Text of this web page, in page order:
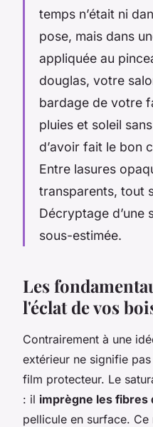
temps n’était ni
pose, mais dans
appliquée au
douglas, votre
bardage de votre
pluies et soleil
d’avoir fait le bon
Entre lasures
transparents, tout
Décryptage d’une
sous-estimée.
Les
l'éclat de vos
Contrairement à une
extérieur ne signifie
film protecteur. Le
: il imprègne les fibres
pellicule en surface. Ce